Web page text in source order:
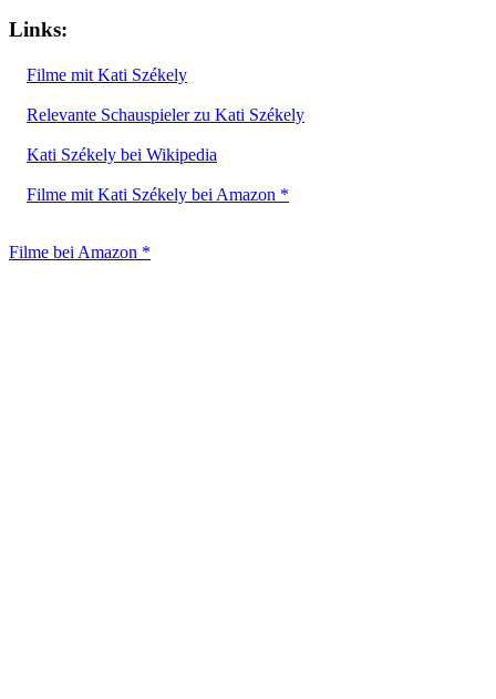
Links:
Filme mit Kati Székely
Relevante Schauspieler zu Kati Székely
Kati Székely bei Wikipedia
Filme mit Kati Székely bei Amazon *
Filme bei Amazon *